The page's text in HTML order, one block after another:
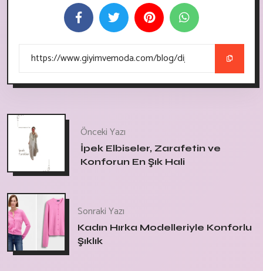
Önceki Yazı
İpek Elbiseler, Zarafetin ve
Konforun En Şık Hali
Sonraki Yazı
Kadın Hırka Modelleriyle Konforlu
Şıklık